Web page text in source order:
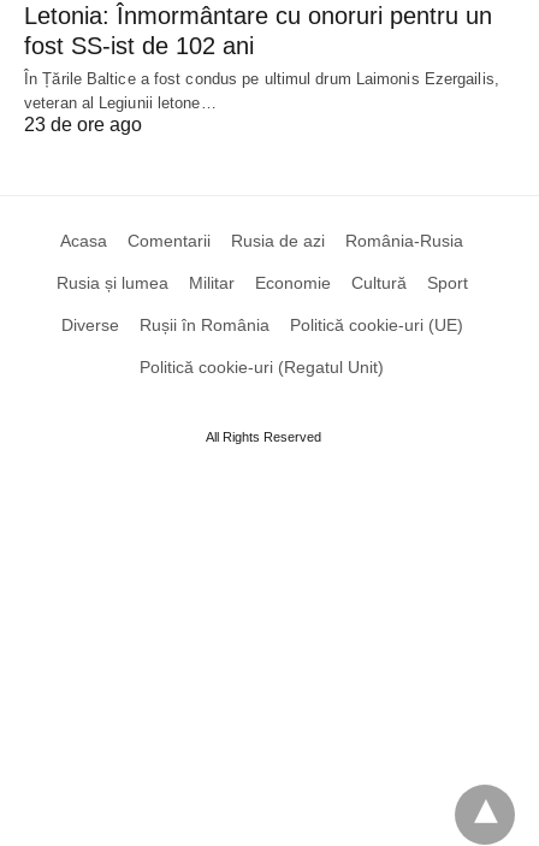
Letonia: Înmormântare cu onoruri pentru un
fost SS-ist de 102 ani
În Țările Baltice a fost condus pe ultimul drum Laimonis Ezergailis,
veteran al Legiunii letone…
23 de ore ago
Acasa Comentarii Rusia de azi România-Rusia
Rusia și lumea Militar Economie Cultură Sport
Diverse Rușii în România Politică cookie-uri (UE)
Politică cookie-uri (Regatul Unit)
All Rights Reserved